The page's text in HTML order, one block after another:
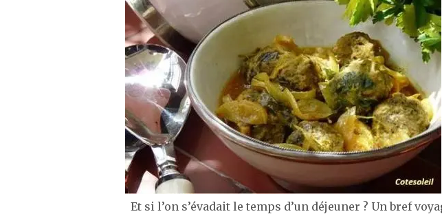
Et si l’on s’évadait le temps d’un déjeuner ? Un bref